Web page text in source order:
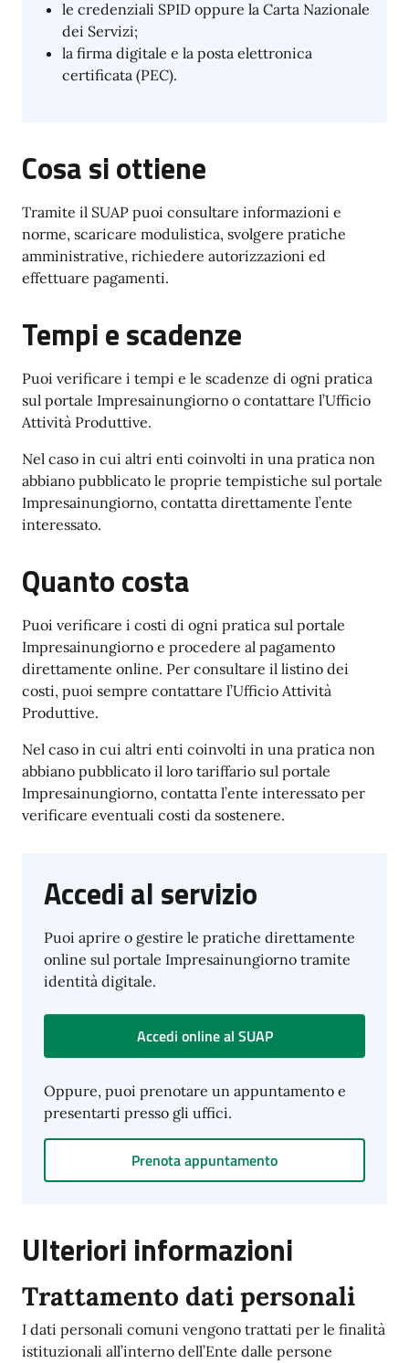
le credenziali SPID oppure la Carta Nazionale
dei Servizi;
la firma digitale e la posta elettronica
certificata (PEC).
Cosa si ottiene
Tramite il SUAP puoi consultare informazioni e
norme, scaricare modulistica, svolgere pratiche
amministrative, richiedere autorizzazioni ed
effettuare pagamenti.
Tempi e scadenze
Puoi verificare i tempi e le scadenze di ogni pratica
sul portale Impresainungiorno o contattare l’Ufficio
Attività Produttive.
Nel caso in cui altri enti coinvolti in una pratica non
abbiano pubblicato le proprie tempistiche sul portale
Impresainungiorno, contatta direttamente l’ente
interessato.
Quanto costa
Puoi verificare i costi di ogni pratica sul portale
Impresainungiorno e procedere al pagamento
direttamente online. Per consultare il listino dei
costi, puoi sempre contattare l’Ufficio Attività
Produttive.
Nel caso in cui altri enti coinvolti in una pratica non
abbiano pubblicato il loro tariffario sul portale
Impresainungiorno, contatta l’ente interessato per
verificare eventuali costi da sostenere.
Accedi al servizio
Puoi aprire o gestire le pratiche direttamente
online sul portale Impresainungiorno tramite
identità digitale.
Accedi online al SUAP
Oppure, puoi prenotare un appuntamento e
presentarti presso gli uffici.
Prenota appuntamento
Ulteriori informazioni
Trattamento dati personali
I dati personali comuni vengono trattati per le finalità
istituzionali all’interno dell’Ente dalle persone